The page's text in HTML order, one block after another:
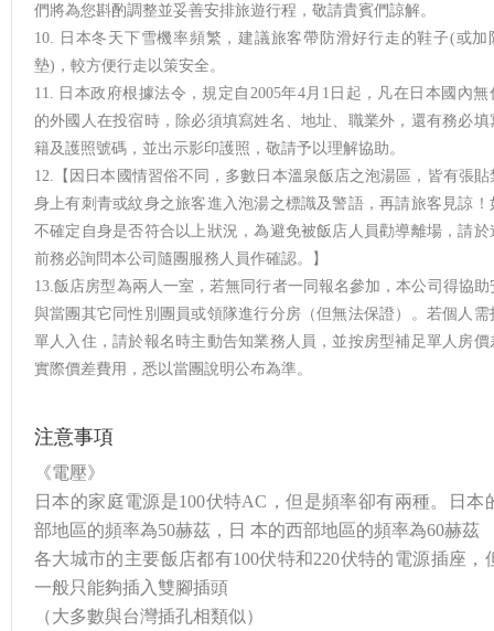
們將為您斟酌調整並妥善安排旅遊行程，敬請貴賓們諒解。
10. 日本冬天下雪機率頻繁，建議旅客帶防滑好行走的鞋子(或加
墊)，較方便行走以策安全。
11. 日本政府根據法令，規定自2005年4月1日起，凡在日本國內無
的外國人在投宿時，除必須填寫姓名、地址、職業外，還有務必填
籍及護照號碼，並出示影印護照，敬請予以理解協助。
12.【因日本國情習俗不同，多數日本溫泉飯店之泡湯區，皆有張貼
身上有刺青或紋身之旅客進入泡湯之標識及警語，再請旅客見諒！
不確定自身是否符合以上狀況，為避免被飯店人員勸導離場，請於
前務必詢問本公司隨團服務人員作確認。】
13.飯店房型為兩人一室，若無同行者一同報名參加，本公司得協助
與當團其它同性別團員或領隊進行分房（但無法保證）。若個人需
單人入住，請於報名時主動告知業務人員，並按房型補足單人房價
實際價差費用，悉以當團說明公布為準。
注意事項
《電壓》
日本的家庭電源是100伏特AC，但是頻率卻有兩種。日本
部地區的頻率為50赫茲，日 本的西部地區的頻率為60赫茲
各大城市的主要飯店都有100伏特和220伏特的電源插座，
一般只能夠插入雙腳插頭
（大多數與台灣插孔相類似）